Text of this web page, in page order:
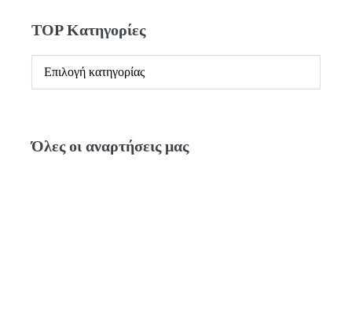
TOP Κατηγορίες
TOP
Κατηγορίες
Όλες οι αναρτήσεις μας